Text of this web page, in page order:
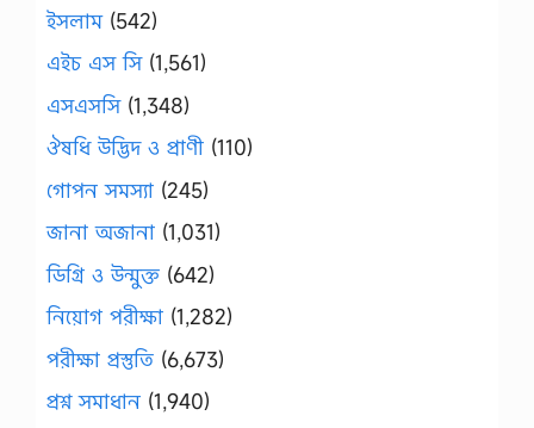
ইসলাম(542)
এইচ এস সি(1,561)
এসএসসি(1,348)
ঔষধি উদ্ভিদ ও প্রাণী (110)
গোপন সমস্যা (245)
জানা অজানা (1,031)
ডিগ্রি ও উন্মুক্ত (642)
নিয়োগ পরীক্ষা (1,282)
পরীক্ষা প্রস্তুতি (6,673)
প্রশ্ন সমাধান (1,940)